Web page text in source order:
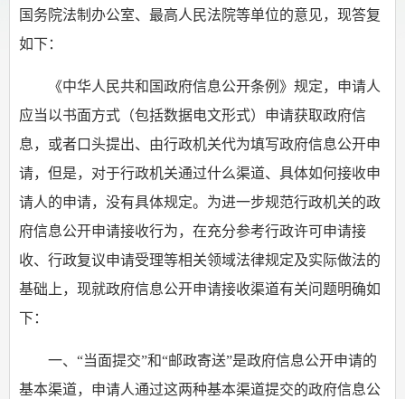
国务院法制办公室、最高人民法院等单位的意见，现答复
如下：
《中华人民共和国政府信息公开条例》规定，申请人
应当以书面方式（包括数据电文形式）申请获取政府信
息，或者口头提出、由行政机关代为填写政府信息公开申
请，但是，对于行政机关通过什么渠道、具体如何接收申
请人的申请，没有具体规定。为进一步规范行政机关的政
府信息公开申请接收行为，在充分参考行政许可申请接
收、行政复议申请受理等相关领域法律规定及实际做法的
基础上，现就政府信息公开申请接收渠道有关问题明确如
下：
一、“当面提交”和“邮政寄送”是政府信息公开申请的
基本渠道，申请人通过这两种基本渠道提交的政府信息公